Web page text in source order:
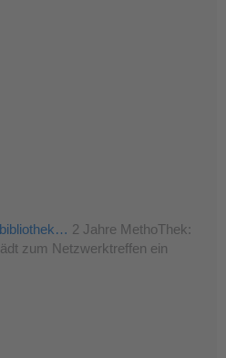
2 Jahre MethoThek:
zum Netzwerktreffen ein